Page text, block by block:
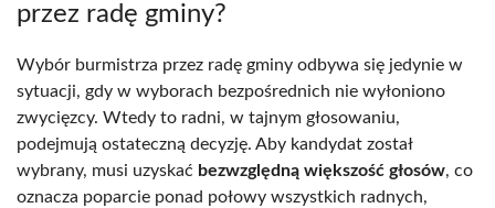
przez radę gminy?
Wybór burmistrza przez radę gminy odbywa się jedynie w
sytuacji, gdy w wyborach bezpośrednich nie wyłoniono
zwycięzcy. Wtedy to radni, w tajnym głosowaniu,
podejmują ostateczną decyzję. Aby kandydat został
wybrany, musi uzyskać bezwzględną większość głosów, co
oznacza poparcie ponad połowy wszystkich radnych,